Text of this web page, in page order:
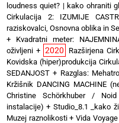
loudness quiet? | kako ohraniti
Cirkulacija 2: IZUMIJE
raziskovalci, Osnovna oblika in
+ Kvadratni meter:
oživljeni + 2020 Razširjena
Kovidska (hiper)produkcija
SEDANJOST + Razglas:
Kržišnik DANCING MACHINE
Christine Schörkhuber /
instalacije) + Studio_8.1 _kako
Muzej raznolikosti+Vida